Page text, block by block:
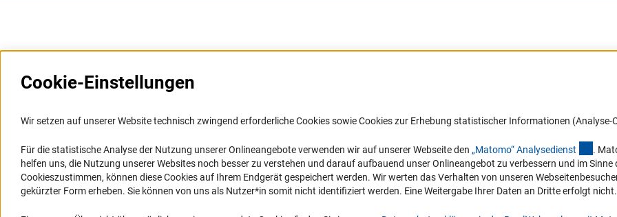
Informationssysteme
Portal Wissenschaftliche Integrität
GEPRIS
GEPRIS historisch
FAQ
Karriere
Logo und Corporate Design
mit Behinderungen
Erklärung zur Barrierefreiheit
Barriere melden
in Ihr Mailpostfach oder schauen
die Ausgaben online an.
Zum Newsletter
Cookie-Einstellungen
Wir setzen auf unserer Website technisch zwingend erforderliche Cookies sowie Cookies zur Erhebung statistischer Informationen (Analyse-
Für die statistische Analyse der Nutzung unserer Onlineangebote verwenden wir auf unserer Webseite den „Matomo“ Analysedienst
.
helfen uns, die Nutzung unserer Websites noch besser zu verstehen und darauf aufbauend unser Onlineangebot zu verbessern und im
Cookieszustimmen, können diese Cookies auf Ihrem Endgerät gespeichert werden. Wir werten das Verhalten von unseren
gekürzter Form erheben. Sie können von uns als Nutzer*in somit nicht identifiziert werden. Eine Weitergabe Ihrer Daten an Dritte erfolgt nicht.